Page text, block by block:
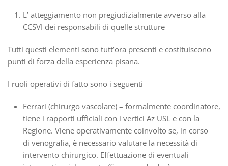
L’ atteggiamento non pregiudizialmente avverso alla
CCSVI dei responsabili di quelle strutture
Tutti questi elementi sono tutt’ora presenti e costituiscono
punti di forza della esperienza pisana.
I ruoli operativi di fatto sono i seguenti
Ferrari (chirurgo vascolare) – formalmente coordinatore,
tiene i rapporti ufficiali con i vertici Az USL e con la
Regione. Viene operativamente coinvolto se, in corso
di venografia, è necessario valutare la necessità di
intervento chirurgico. Effettuazione di eventuali